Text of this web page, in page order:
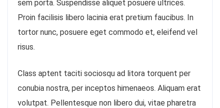
sem porta. Suspendisse aliquet posuere ultrices.
Proin facilisis libero lacinia erat pretium faucibus. In
tortor nunc, posuere eget commodo et, eleifend vel
risus.
Class aptent taciti sociosqu ad litora torquent per
conubia nostra, per inceptos himenaeos. Aliquam erat
volutpat. Pellentesque non libero dui, vitae pharetra